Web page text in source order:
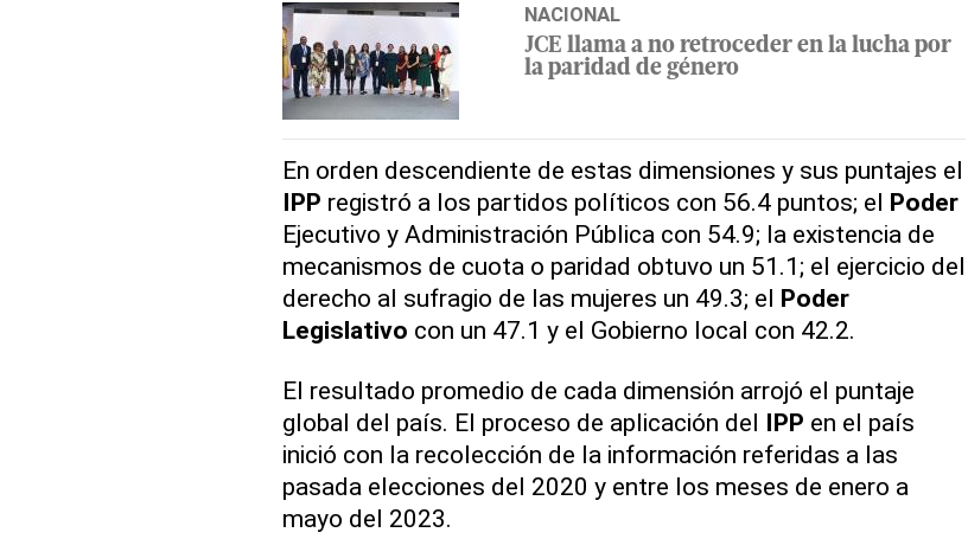
NACIONAL
JCE llama a no retroceder en la lucha por
la paridad de género
En orden descendiente de estas dimensiones y sus puntajes el
IPP registró a los partidos políticos con 56.4 puntos; el Poder
Ejecutivo y Administración Pública con 54.9; la existencia de
mecanismos de cuota o paridad obtuvo un 51.1; el ejercicio del
derecho al sufragio de las mujeres un 49.3; el Poder
Legislativo con un 47.1 y el Gobierno local con 42.2.
El resultado promedio de cada dimensión arrojó el puntaje
global del país. El proceso de aplicación del IPP en el país
inició con la recolección de la información referidas a las
pasada elecciones del 2020 y entre los meses de enero a
mayo del 2023.